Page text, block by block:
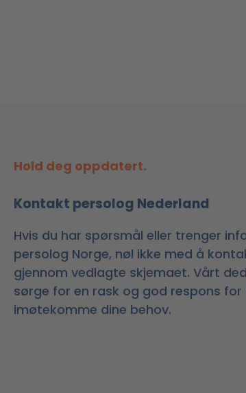
Hold deg oppdatert.
Kontakt persolog Nederland
Hvis du har spørsmål eller trenger
persolog Norge, nøl ikke med å
gjennom vedlagte skjemaet. Vårt
sørge for en rask og god respons for
imøtekomme dine behov.